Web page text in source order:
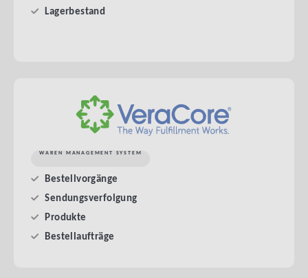
Lagerbestand
WAREN MANAGEMENT SYSTEM
Bestellvorgänge
Sendungsverfolgung
Produkte
Bestellaufträge